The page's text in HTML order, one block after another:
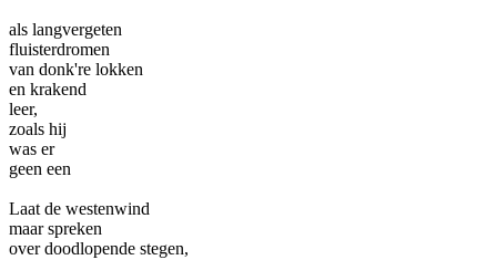
als langvergeten
fluisterdromen
van donk're lokken
en krakend
leer,
zoals hij
was er
geen een
Laat de westenwind
maar spreken
over doodlopende stegen,